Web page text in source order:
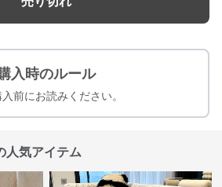
入時のルール
前にお読みください。
人気アイテム